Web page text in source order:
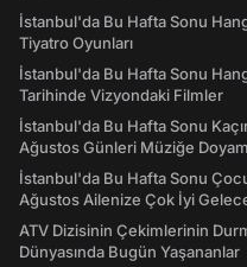
İstanbul'da Bu Hafta Sonu
Tiyatro Oyunları
İstanbul'da Bu Hafta Sonu
Tarihinde Vizyondaki Filmler
İstanbul'da Bu Hafta Sonu
Ağustos Günleri Müziğe
İstanbul'da Bu Hafta Sonu
Ağustos Ailenize Çok İyi
ATV Dizisinin Çekimlerinin
Dünyasında Bugün Yaşananlar